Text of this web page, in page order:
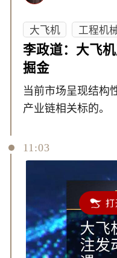
大飞机 工程机
李政道：大飞
掘金
当前市场呈现结构
产业链相关标的。
11:03